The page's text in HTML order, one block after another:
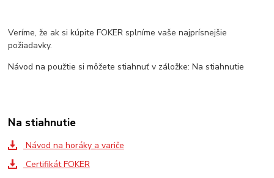
Veríme, že ak si kúpite FOKER splníme vaše najprísnejšie
požiadavky.
Návod na použtie si môžete stiahnuť v záložke: Na stiahnutie
Na stiahnutie
Návod na horáky a variče
Certifikát FOKER